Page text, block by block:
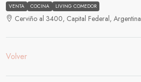
VENTA COCINA LIVING COMEDOR
Cerviño al 3400, Capital Federal, Argentina
Volver